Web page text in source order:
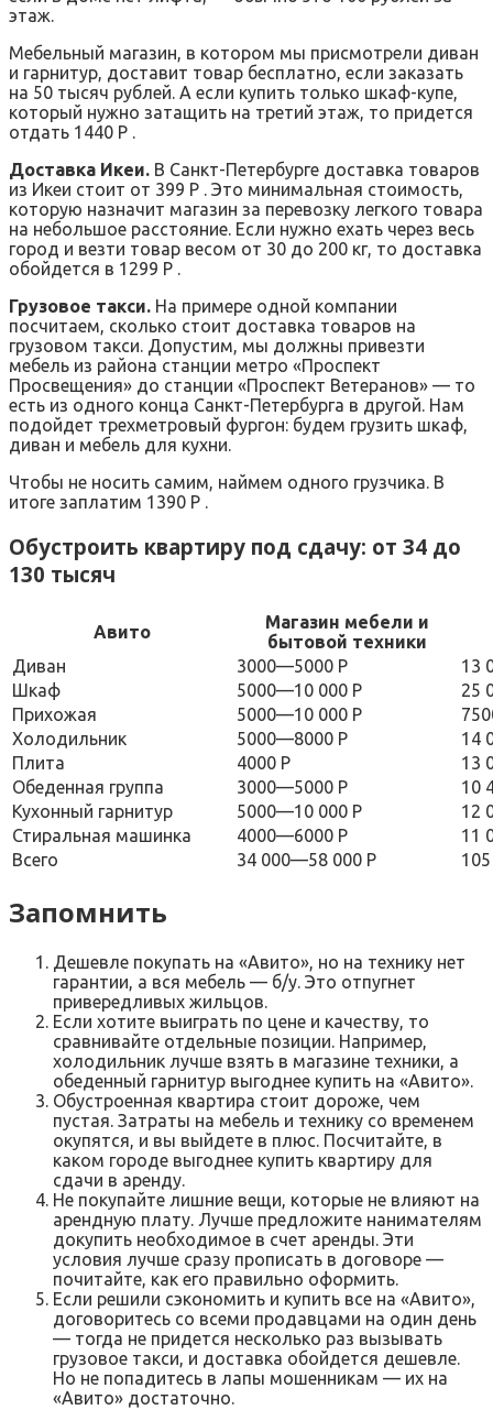
этаж.
Мебельный магазин, в котором мы присмотрели диван
и гарнитур, доставит товар бесплатно, если заказать
на 50 тысяч рублей. А если купить только шкаф-купе,
который нужно затащить на третий этаж, то придется
отдать 1440 Р .
Доставка Икеи. В Санкт-Петербурге доставка товаров
из Икеи стоит от 399 Р . Это минимальная стоимость,
которую назначит магазин за перевозку легкого товара
на небольшое расстояние. Если нужно ехать через весь
город и везти товар весом от 30 до 200 кг, то доставка
обойдется в 1299 Р .
Грузовое такси. На примере одной компании
посчитаем, сколько стоит доставка товаров на
грузовом такси. Допустим, мы должны привезти
мебель из района станции метро «Проспект
Просвещения» до станции «Проспект Ветеранов» — то
есть из одного конца Санкт-Петербурга в другой. Нам
подойдет трехметровый фургон: будем грузить шкаф,
диван и мебель для кухни.
Чтобы не носить самим, наймем одного грузчика. В
итоге заплатим 1390 Р .
Обустроить квартиру под сдачу: от 34 до
130 тысяч
Авито
Магазин мебели и
бытовой техники
Диван
3000—5000 Р
13
Шкаф
5000—10 000 Р
25
Прихожая
5000—10 000 Р
Холодильник
5000—8000 Р
14
Плита
4000 Р
13
Обеденная группа
3000—5000 Р
10
Кухонный гарнитур
5000—10 000 Р
12
Стиральная машинка
4000—6000 Р
11
Всего
34 000—58 000 Р
Запомнить
Дешевле покупать на «Авито», но на технику нет
гарантии, а вся мебель — б/у. Это отпугнет
привередливых жильцов.
Если хотите выиграть по цене и качеству, то
сравнивайте отдельные позиции. Например,
холодильник лучше взять в магазине техники, а
обеденный гарнитур выгоднее купить на «Авито».
Обустроенная квартира стоит дороже, чем
пустая. Затраты на мебель и технику со временем
окупятся, и вы выйдете в плюс. Посчитайте, в
каком городе выгоднее купить квартиру для
сдачи в аренду.
Не покупайте лишние вещи, которые не влияют на
арендную плату. Лучше предложите нанимателям
докупить необходимое в счет аренды. Эти
условия лучше сразу прописать в договоре —
почитайте, как его правильно оформить.
Если решили сэкономить и купить все на «Авито»,
договоритесь со всеми продавцами на один день
— тогда не придется несколько раз вызывать
грузовое такси, и доставка обойдется дешевле.
Но не попадитесь в лапы мошенникам — их на
«Авито» достаточно.